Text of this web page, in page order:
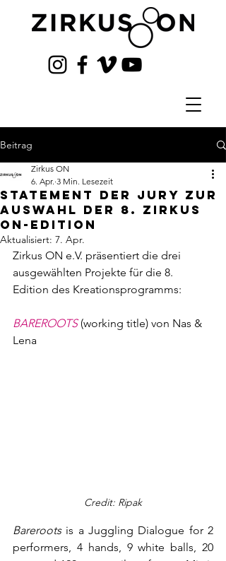
Beitrag
Statement der Jury zur
Auswahl der 8. Zirkus
ON-Edition
Zirkus ON
6. Apr. 3 Min. Lesezeit
Aktualisiert: 7. Apr.
Zirkus ON e.V. präsentiert die drei
ausgewählten Projekte für die 8.
Edition des Kreationsprogramms:
BAREROOTS (working title) von Nas &
Lena
Credit: Ripak
Bareroots is a Juggling Dialogue for 2
performers, 4 hands, 9 white balls, 20